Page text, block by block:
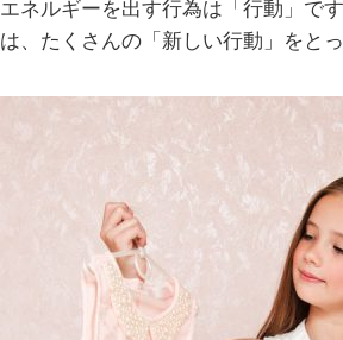
エネルギーを出す行為は「行動」で
は、たくさんの「新しい行動」をと